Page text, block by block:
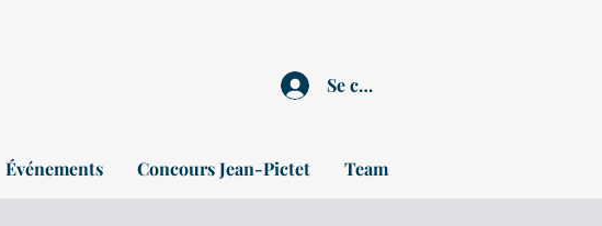
Se connecter
Événements Concours Jean-Pictet Team